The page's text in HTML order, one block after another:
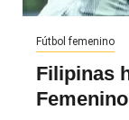
Fútbol femenino
Filipinas
Femenino